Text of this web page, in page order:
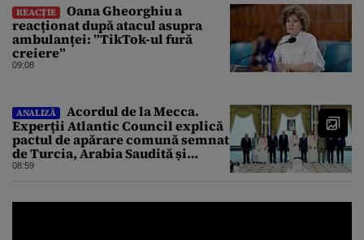
REACȚIE
Oana Gheorghiu a
reacționat după atacul asupra
ambulanței: ”TikTok-ul fură
creiere”
09:08
ANALIZĂ
Acordul de la Mecca.
Experții Atlantic Council explică
pactul de apărare comună semnat
de Turcia, Arabia Saudită și
Pakistan
08:59